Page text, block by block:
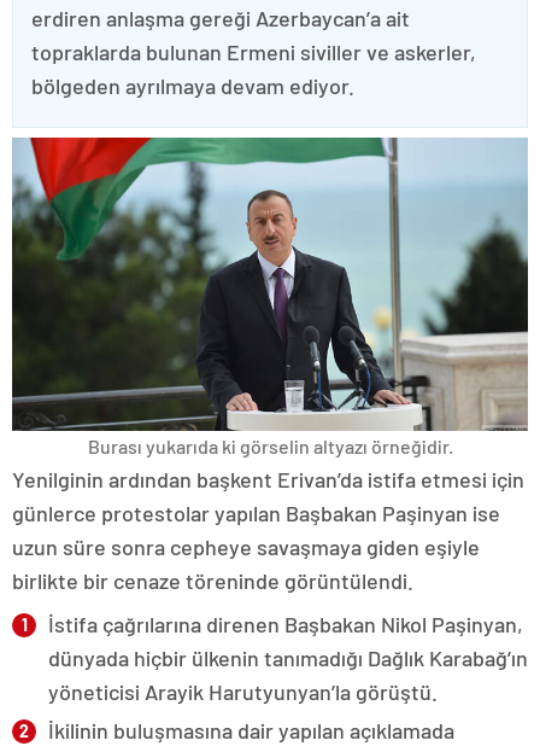
erdiren anlaşma gereği Azerbaycan’a ait
topraklarda bulunan Ermeni siviller ve askerler,
bölgeden ayrılmaya devam ediyor.
Burası yukarıda ki görselin altyazı örneğidir.
Yenilginin ardından başkent Erivan’da istifa etmesi için
günlerce protestolar yapılan Başbakan Paşinyan ise
uzun süre sonra cepheye savaşmaya giden eşiyle
birlikte bir cenaze töreninde görüntülendi.
İstifa çağrılarına direnen Başbakan Nikol Paşinyan,
dünyada hiçbir ülkenin tanımadığı Dağlık Karabağ’ın
yöneticisi Arayik Harutyunyan’la görüştü.
İkilinin buluşmasına dair yapılan açıklamada